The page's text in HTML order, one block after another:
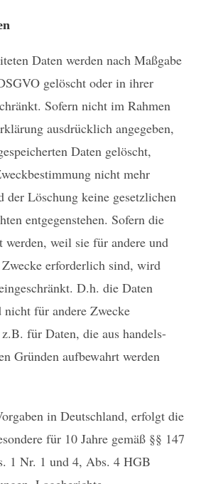
Daten werden nach Maßgabe
gelöscht oder in ihrer
Sofern nicht im Rahmen
ausdrücklich angegeben,
Daten gelöscht,
nicht mehr
der Löschung keine gesetzlichen
entgegenstehen. Sofern die
werden, weil sie für andere und
erforderlich sind, wird
D.h. die Daten
nicht für andere Zwecke
für Daten, die aus handels-
Gründen aufbewahrt werden
in Deutschland, erfolgt die
für 10 Jahre gemäß §§ 147
1 Nr. 1 und 4, Abs. 4 HGB